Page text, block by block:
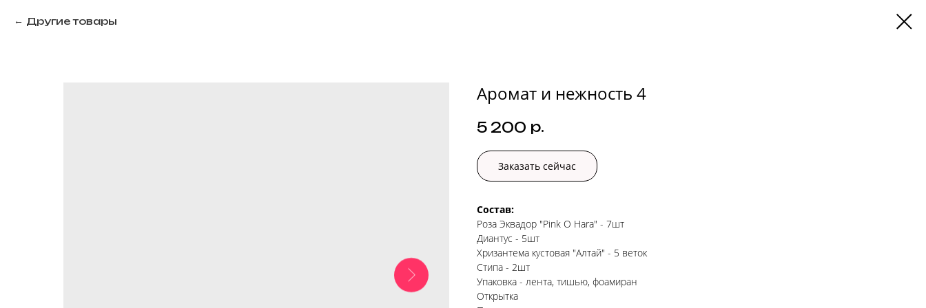
Другие товары
Аромат и нежность 4
5 200 р.
Заказать сейчас
Состав:
Роза Эквадор "Pink O Hara" - 7шт
Диантус - 5шт
Хризантема кустовая "Алтай" - 5 веток
Стипа - 2шт
Упаковка - лента, тишью, фоамиран
Открытка